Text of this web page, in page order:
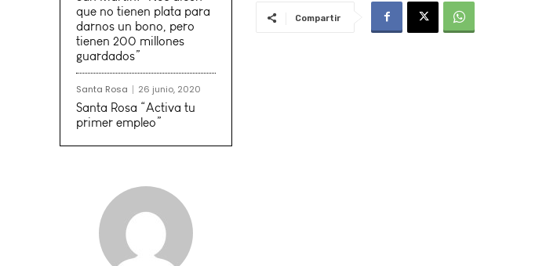
que no tienen plata para
darnos un bono, pero
tienen 200 millones
guardados”
Santa Rosa 26 junio, 2020
Santa Rosa “Activa tu
primer empleo”
Compartir